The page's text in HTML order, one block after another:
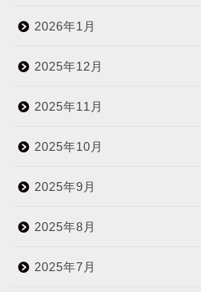
2026年1月
2025年12月
2025年11月
2025年10月
2025年9月
2025年8月
2025年7月